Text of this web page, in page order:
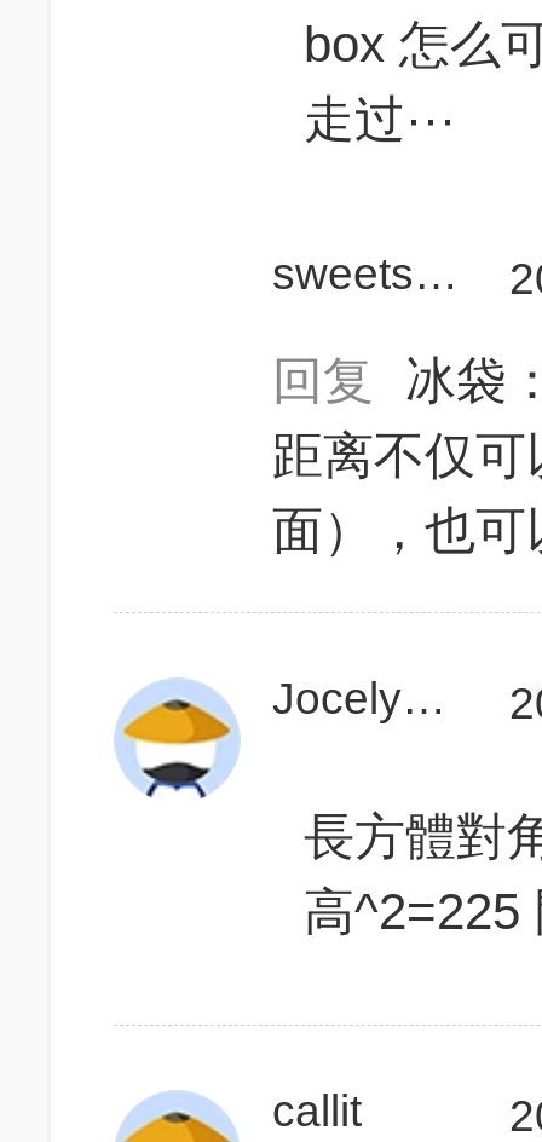
box 怎么
走过···
sweetsara7
回复
冰袋
距离不仅
面），也
JocelynLoh
長方體對
高^2=225
callit